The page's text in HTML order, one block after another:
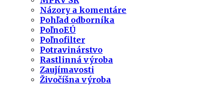
Názory a komentáre
Pohľad odborníka
PoľnoEÚ
Poľnofilter
Potravinárstvo
Rastlinná výroba
Zaujímavosti
Živočíšna výroba